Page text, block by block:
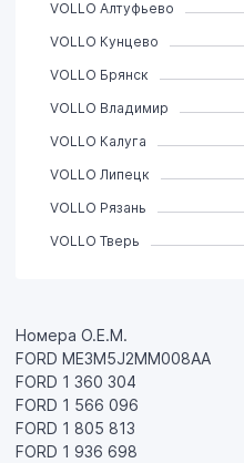
Номера О.Е.М.
FORD ME3M5J2MM008AA
FORD 1 360 304
FORD 1 566 096
FORD 1 805 813
FORD 1 936 698
VOLLO Алтуфьево
VOLLO Кунцево
VOLLO Брянск
VOLLO Владимир
VOLLO Калуга
VOLLO Липецк
VOLLO Рязань
VOLLO Тверь